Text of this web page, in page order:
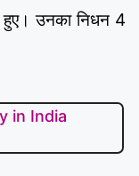
हुए। उनका निधन 4
in India